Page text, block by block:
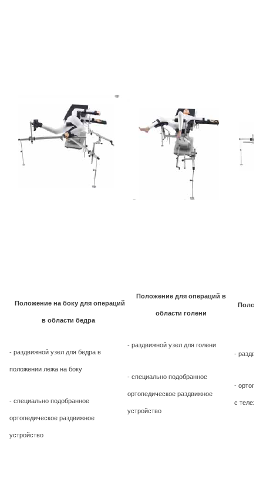
Положение на боку для операций
в области бедра
- раздвижной узел для бедра в
положении лежа на боку
- специально подобранное
ортопедическое раздвижное
устройство
Положение для операций в
области голени
- раздвижной узел для голени
- специально подобранное
ортопедическое раздвижное
устройство
-
-
с